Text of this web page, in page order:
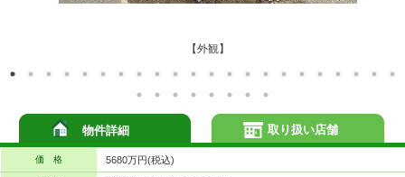
【外観】
物件詳細
価 格 5680万円(税込)
取り扱い店舗